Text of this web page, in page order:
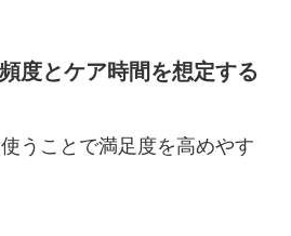
度とケア時間を想定する
うことで満足度を高めやす